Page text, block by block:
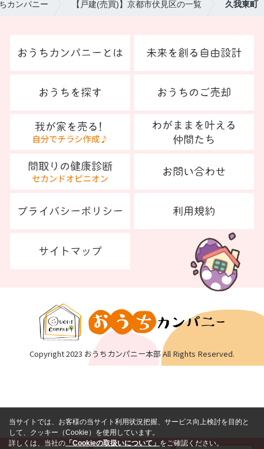
カンパニー 【戸建(売買)】京都市伏見区の一覧 久我東町
Copyright 2023 おうちカンパニー本部 All Rights Reserved.
当サイトでは、お客様の当サイト利用状況把握、サービス向上検討を目的と
して、クッキー（Cookie）を使用しています。
詳しくは、当社の 「Cookieの取扱いについて」をご確認ください。